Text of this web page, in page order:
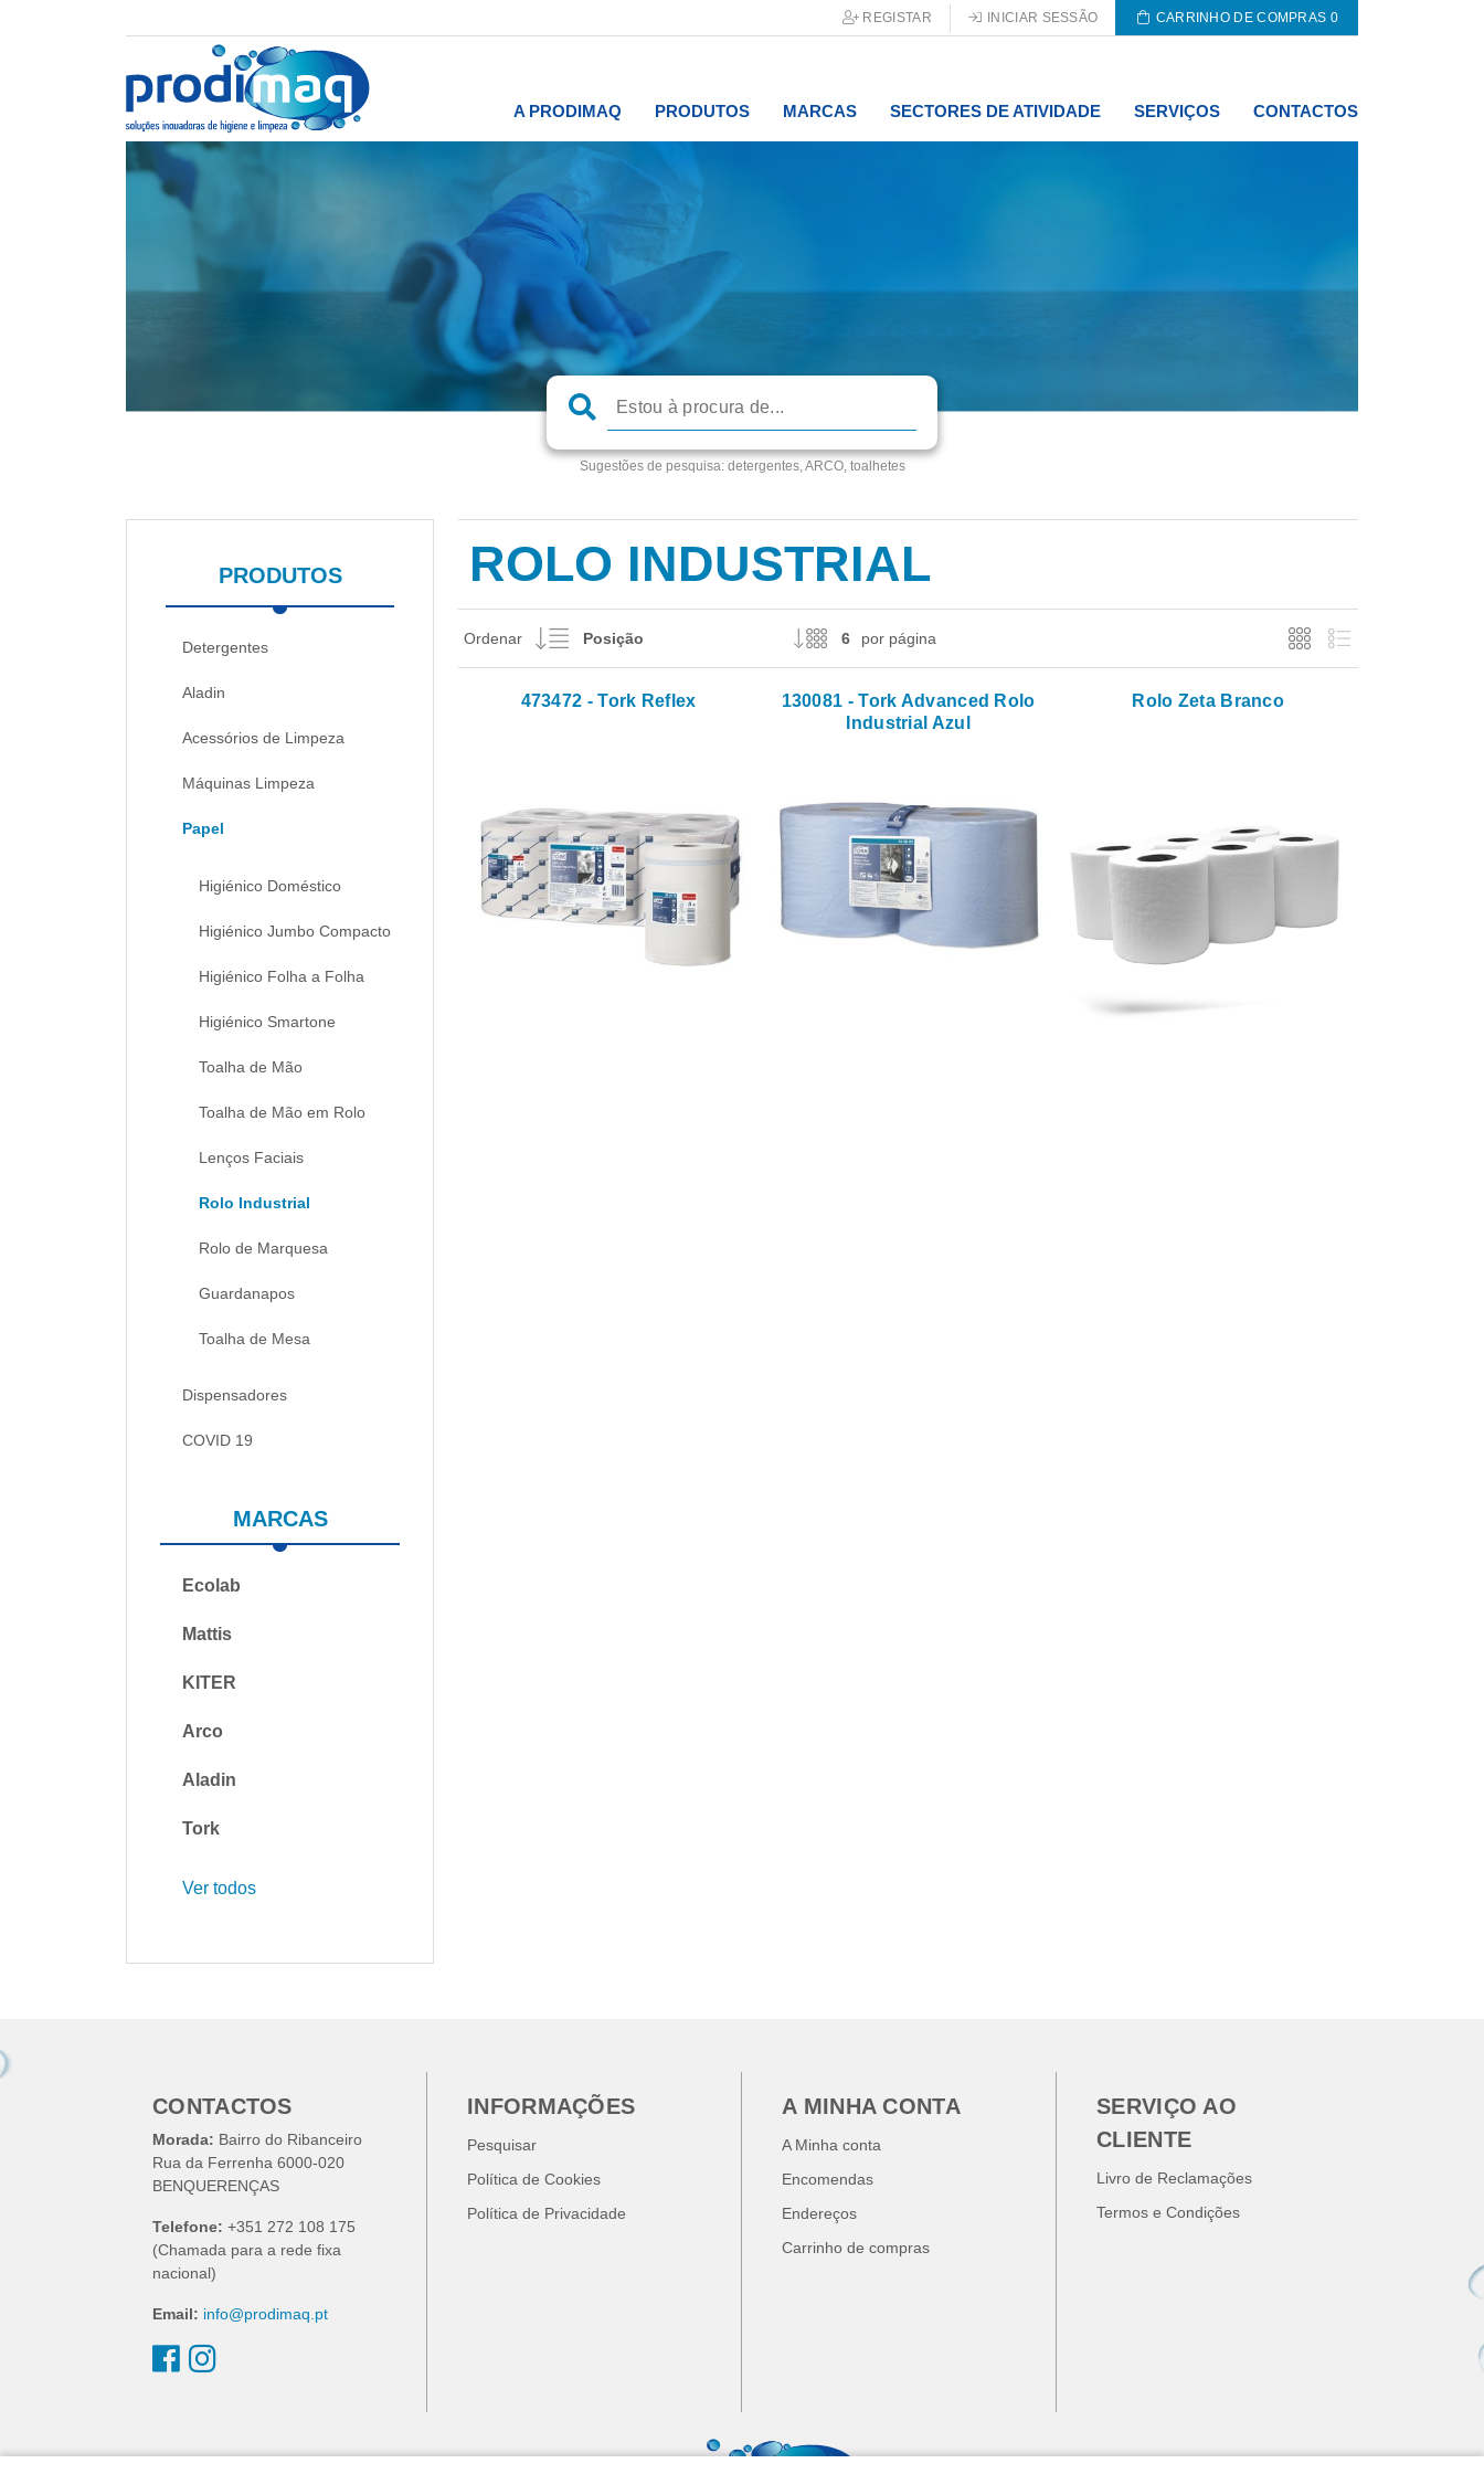
REGISTAR INICIAR SESSÃO CARRINHO DE COMPRAS 0
A PRODIMAQ PRODUTOS MARCAS SECTORES DE ATIVIDADE SERVIÇOS CONTACTOS
Sugestões de pesquisa:detergentes, ARCO, toalhetes
PRODUTOS
Detergentes
Aladin
Acessórios de Limpeza
Máquinas Limpeza
Papel
Higiénico Doméstico
Higiénico Jumbo Compacto
Higiénico Folha a Folha
Higiénico Smartone
Toalha de Mão
Toalha de Mão em Rolo
Lenços Faciais
Rolo Industrial
Rolo de Marquesa
Guardanapos
Toalha de Mesa
Dispensadores
COVID 19
MARCAS
Ecolab
Mattis
KITER
Arco
Aladin
Tork
Ver todos
ROLO INDUSTRIAL
Ordenar por página
473472 - Tork Reflex
130081 - Tork Advanced Rolo
Industrial Azul
Rolo Zeta Branco
CONTACTOS
Morada: Bairro do Ribanceiro
Rua da Ferrenha 6000-020
BENQUERENÇAS
Telefone: +351 272 108 175
(Chamada para a rede fixa
nacional)
Email: info@prodimaq.pt
INFORMAÇÕES
Pesquisar
Política de Cookies
Política de Privacidade
A MINHA CONTA
A Minha conta
Encomendas
Endereços
Carrinho de compras
SERVIÇO AO
CLIENTE
Livro de Reclamações
Termos e Condições